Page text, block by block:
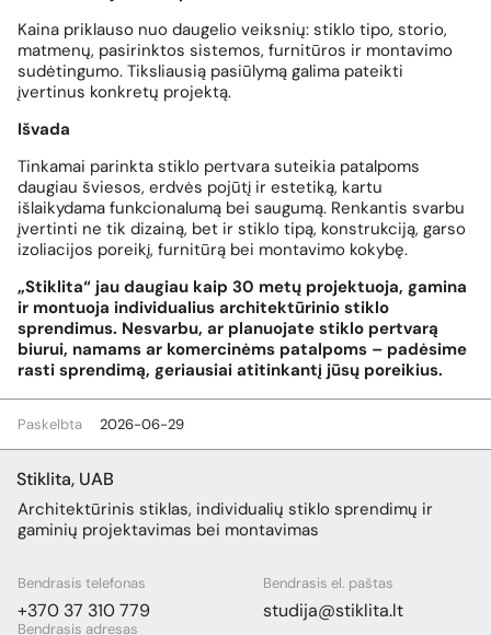
Kaina priklauso nuo daugelio veiksnių: stiklo tipo, storio,
matmenų, pasirinktos sistemos, furnitūros ir montavimo
sudėtingumo. Tiksliausią pasiūlymą galima pateikti
įvertinus konkretų projektą.
Išvada
Tinkamai parinkta stiklo pertvara suteikia patalpoms
daugiau šviesos, erdvės pojūtį ir estetiką, kartu
išlaikydama funkcionalumą bei saugumą. Renkantis svarbu
įvertinti ne tik dizainą, bet ir stiklo tipą, konstrukciją, garso
izoliacijos poreikį, furnitūrą bei montavimo kokybę.
„Stiklita“ jau daugiau kaip 30 metų projektuoja, gamina
ir montuoja individualius architektūrinio stiklo
sprendimus. Nesvarbu, ar planuojate stiklo pertvarą
biurui, namams ar komercinėms patalpoms – padėsime
rasti sprendimą, geriausiai atitinkantį jūsų poreikius.
Paskelbta 2026-06-29
Stiklita, UAB
Architektūrinis stiklas, individualių stiklo sprendimų ir
gaminių projektavimas bei montavimas
Bendrasis telefonas
+370 37 310 779
Bendrasis el. paštas
studija@stiklita.lt
Bendrasis adresas